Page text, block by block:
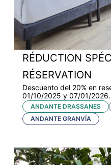
RÉDUCTION
RÉSERVATION
Descuento del 20% en
01/10/2025 y 07/01/2026.
ANDANTE DRASSANES
ANDANTE GRANVÍA